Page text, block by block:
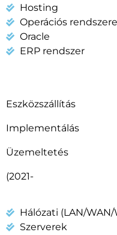
Hosting
Operációs
Oracle
ERP rendszer
Eszközszállítás
Implementálás
Üzemeltetés
(2021-
Hálózati (LAN/
Szerverek